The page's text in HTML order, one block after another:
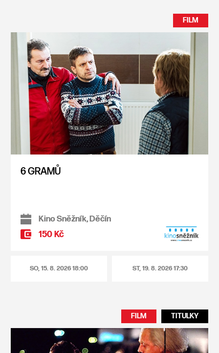
FILM
6 GRAMŮ
Kino Sněžník, Děčín
150 Kč
SO, 15. 8. 202618:00 ST, 19. 8. 202617:30
FILM TITULKY